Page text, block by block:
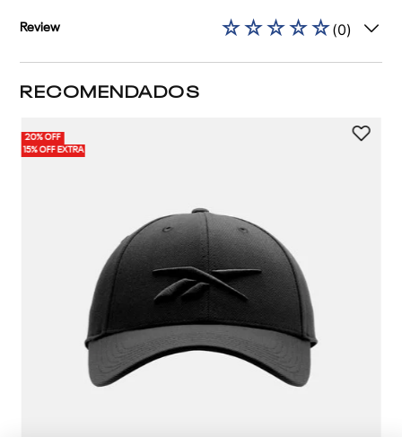
Review ☆☆☆☆☆(0)
RECOMENDADOS
20% OFF
15% OFF EXTRA